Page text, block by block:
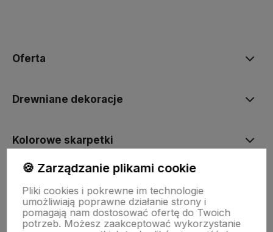
Oferta
Drewniane dekoracje
Kolorowe skarpetki
Pomoc
🍪 Zarządzanie plikami cookie
Pliki cookies i pokrewne im technologie
umożliwiają poprawne działanie strony i
pomagają nam dostosować ofertę do Twoich
potrzeb. Możesz zaakceptować wykorzystanie